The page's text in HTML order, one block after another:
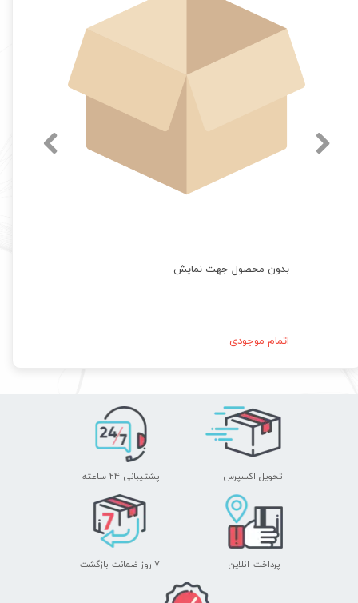
بدون محصول جهت نمایش
اتمام موجودی
تحویل اکسپرس پشتیبانی ۲۴ ساعته
پرداخت آنلاین ۷ روز ضمانت بازگشت